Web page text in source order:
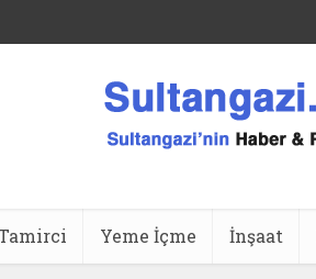
Yeme İçme İnşaat